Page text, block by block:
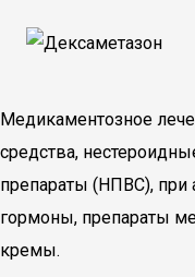
Медикаментозное
средства,
препараты (НПВС), при
гормоны, препараты
кремы.